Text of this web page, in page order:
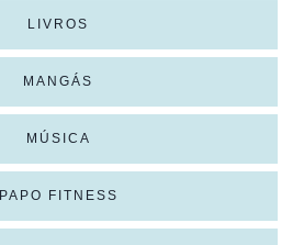
LIVROS
MANGÁS
MÚSICA
PAPO FITNESS